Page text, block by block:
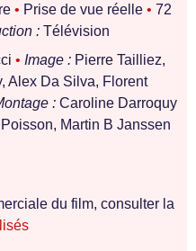
• Prise de vue réelle • 72
: Télévision
• Image : Pierre Tailliez,
Alex Da Silva, Florent
: Caroline Darroquy
Martin B Janssen
du film, consulter la